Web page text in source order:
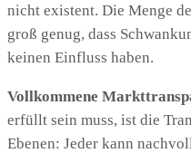
nicht existent. Die Menge
groß genug, dass
keinen Einfluss haben.
Vollkommene
erfüllt sein muss, ist die
Ebenen: Jeder kann